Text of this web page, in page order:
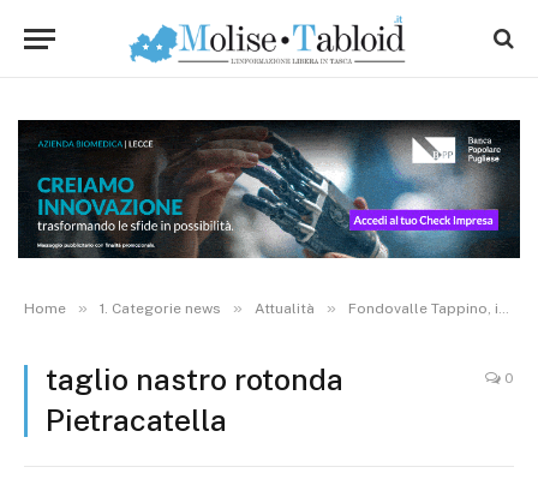
Home » 1. Categorie news » Attualità » Fondovalle Tappino, inaugurata la nuova rotonda al bivio di Pietracatella
taglio nastro rotonda
Pietracatella
0